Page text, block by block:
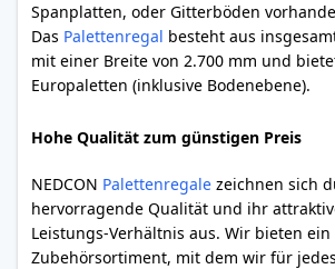
Spanplatten, oder Gitterböden
Das Palettenregal besteht aus
mit einer Breite von 2.700 mm und
Europaletten (inklusive Bodenebene).
Hohe Qualität zum günstigen Preis
NEDCON Palettenregale zeichnen sich
hervorragende Qualität und ihr
Leistungs-Verhältnis aus. Wir bieten
Zubehörsortiment, mit dem wir für